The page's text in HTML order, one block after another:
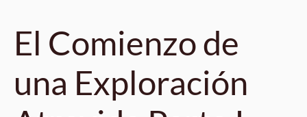
El Comienzo de
una Exploración